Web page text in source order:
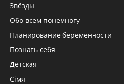
Звёзды
Обо всем понемногу
Планирование беременности
Познать себя
Детская
Сімя